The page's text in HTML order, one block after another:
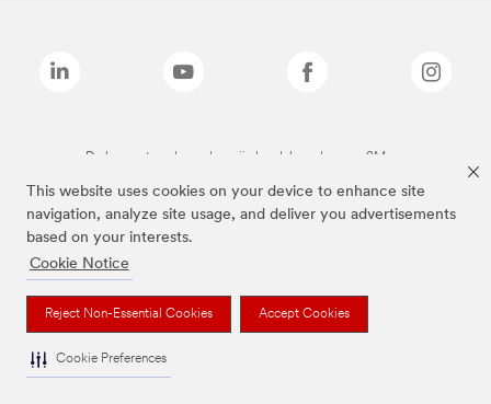
This website uses cookies on your device to enhance site
navigation, analyze site usage, and deliver you advertisements
based on your interests.
Cookie Notice
Reject Non-Essential Cookies Accept Cookies
Cookie Preferences
De bovenstaande merken zijn handelsmerken van 3M.we